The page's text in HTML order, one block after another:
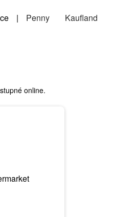
| Penny Kaufland
online.